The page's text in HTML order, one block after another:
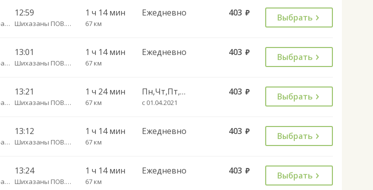
Чебоксары Центральный АВ
12:59
Шихазаны ПОВ.ГАИ трасса
1 ч 14 мин
67 км
Ежедневно 403 руб. Выбрать
Чебоксары Центральный АВ
13:01
Шихазаны ПОВ.ГАИ трасса
1 ч 14 мин
67 км
Ежедневно 403 руб. Выбрать
Чебоксары Центральный АВ
13:21
Шихазаны ПОВ.ГАИ трасса
1 ч 24 мин
67 км
Пн,Чт,Пт,Сб,Вс
с 01.04.2021
403 руб. Выбрать
Чебоксары Центральный АВ
13:12
Шихазаны ПОВ.ГАИ трасса
1 ч 14 мин
67 км
Ежедневно 403 руб. Выбрать
Чебоксары Центральный АВ
13:24
Шихазаны ПОВ.ГАИ трасса
1 ч 14 мин
67 км
Ежедневно 403 руб. Выбрать